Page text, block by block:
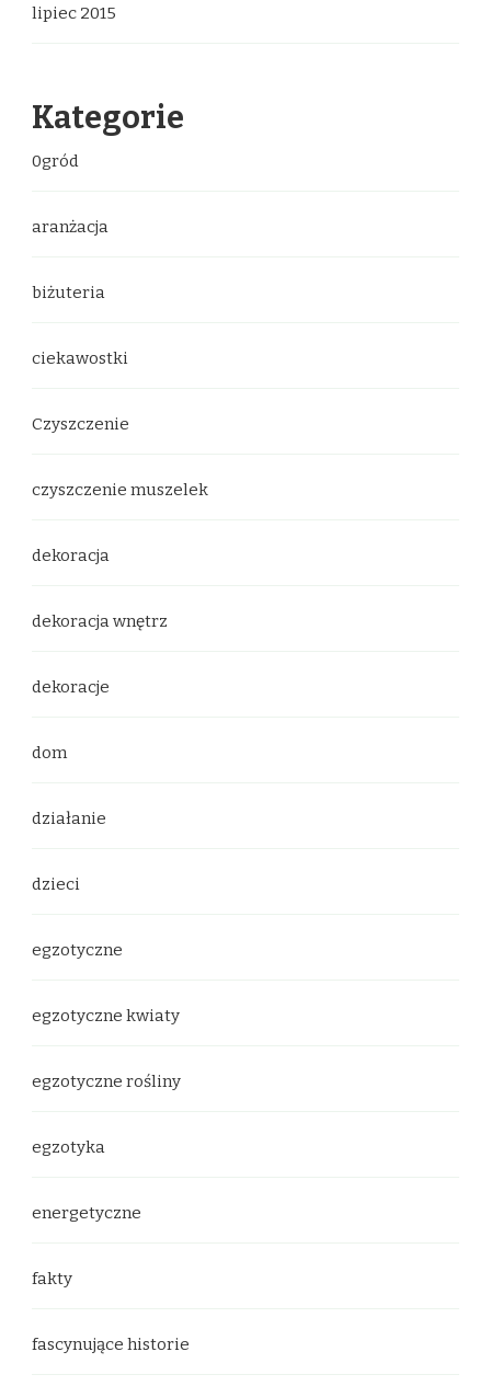
lipiec 2015
Kategorie
0gród
aranżacja
biżuteria
ciekawostki
Czyszczenie
czyszczenie muszelek
dekoracja
dekoracja wnętrz
dekoracje
dom
działanie
dzieci
egzotyczne
egzotyczne kwiaty
egzotyczne rośliny
egzotyka
energetyczne
fakty
fascynujące historie